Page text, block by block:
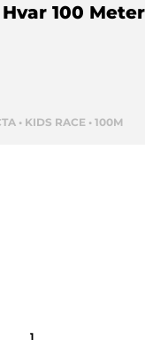
100
• KIDS RACE • 100M